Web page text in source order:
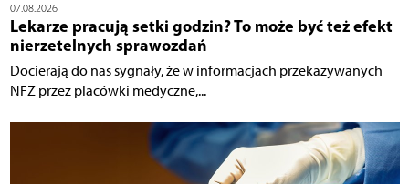
07.08.2026
Lekarze pracują setki godzin? To może być też efekt
nierzetelnych sprawozdań
Docierają do nas sygnały, że w informacjach przekazywanych
NFZ przez placówki medyczne,...